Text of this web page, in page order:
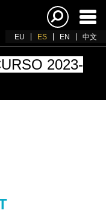
EU ES EN 中文
2023-